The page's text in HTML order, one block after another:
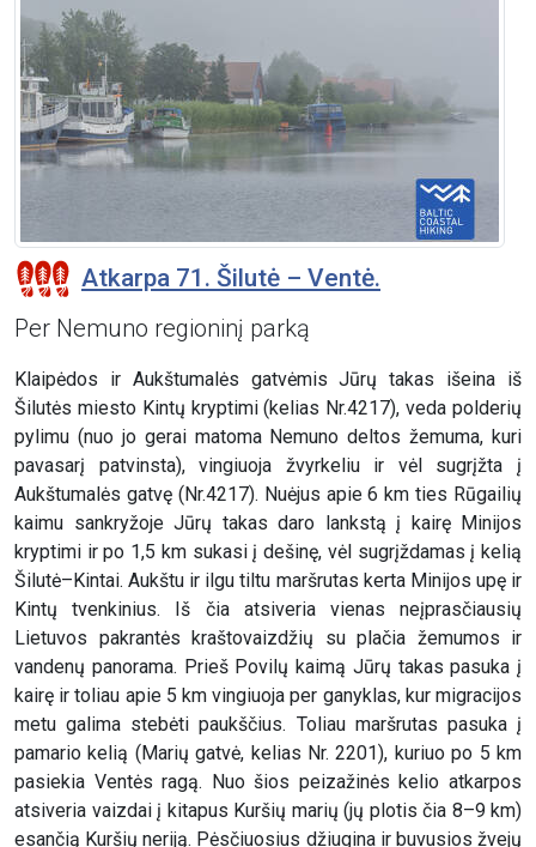
Atkarpa 71. Šilutė – Ventė.
Per Nemuno regioninį parką
Klaipėdos ir Aukštumalės gatvėmis Jūrų takas išeina iš
Šilutės miesto Kintų kryptimi (kelias Nr.4217), veda polderių
pylimu (nuo jo gerai matoma Nemuno deltos žemuma, kuri
pavasarį patvinsta), vingiuoja žvyrkeliu ir vėl sugrįžta į
Aukštumalės gatvę (Nr.4217). Nuėjus apie 6 km ties Rūgailių
kaimu sankryžoje Jūrų takas daro lankstą į kairę Minijos
kryptimi ir po 1,5 km sukasi į dešinę, vėl sugrįždamas į kelią
Šilutė–Kintai. Aukštu ir ilgu tiltu maršrutas kerta Minijos upę ir
Kintų tvenkinius. Iš čia atsiveria vienas neįprasčiausių
Lietuvos pakrantės kraštovaizdžių su plačia žemumos ir
vandenų panorama. Prieš Povilų kaimą Jūrų takas pasuka į
kairę ir toliau apie 5 km vingiuoja per ganyklas, kur migracijos
metu galima stebėti paukščius. Toliau maršrutas pasuka į
pamario kelią (Marių gatvė, kelias Nr. 2201), kuriuo po 5 km
pasiekia Ventės ragą. Nuo šios peizažinės kelio atkarpos
atsiveria vaizdai į kitapus Kuršių marių (jų plotis čia 8–9 km)
esančią Kuršių neriją. Pėsčiuosius džiugina ir buvusios žvejų